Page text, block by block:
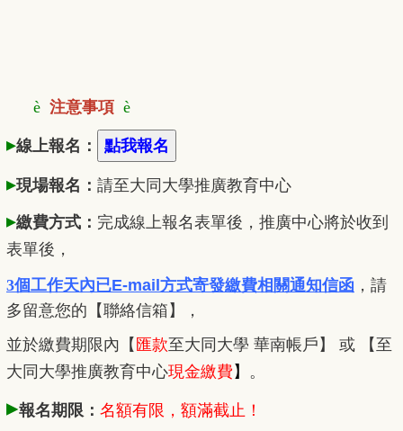
è 注意事項 è
▸線上報名：
▸現場報名： 請至大同大學推廣教育中心
▸繳費方式： 完成線上報名表單後，推廣中心將於收到
表單後，
3個工作天內已E-mail方式寄發繳費相關通知信函 ， 請
多留意您的【聯絡信箱】，
並於繳費期限內 【 匯款至大同大學 華南帳戶】 或 【至
大同大學推廣教育中心現金繳費 】 。
▸報名期限： 名額有限，額滿截止！